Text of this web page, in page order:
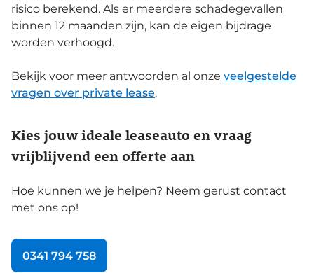
risico berekend. Als er meerdere schadegevallen
binnen 12 maanden zijn, kan de eigen bijdrage
worden verhoogd.
Bekijk voor meer antwoorden al onze veelgestelde
vragen over private lease.
Kies jouw ideale leaseauto en vraag
vrijblijvend een offerte aan
Hoe kunnen we je helpen? Neem gerust contact
met ons op!
0341 794 758